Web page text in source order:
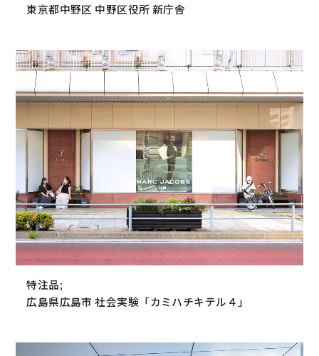
東京都中野区 中野区役所 新庁舎
特注品;
広島県広島市 社会実験「カミハチキテル４」